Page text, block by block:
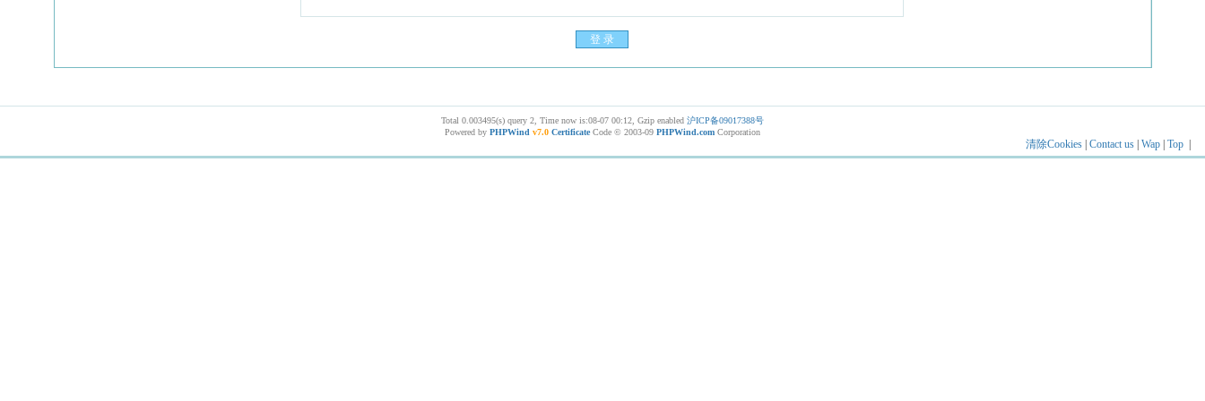
Total 0.003495(s) query 2, Time now is:08-07 00:12, Gzip enabled 沪ICP备09017388号
Powered by PHPWind v7.0 CertificateCode © 2003-09 PHPWind.comCorporation
清除Cookies| Contact us| Wap| Top|